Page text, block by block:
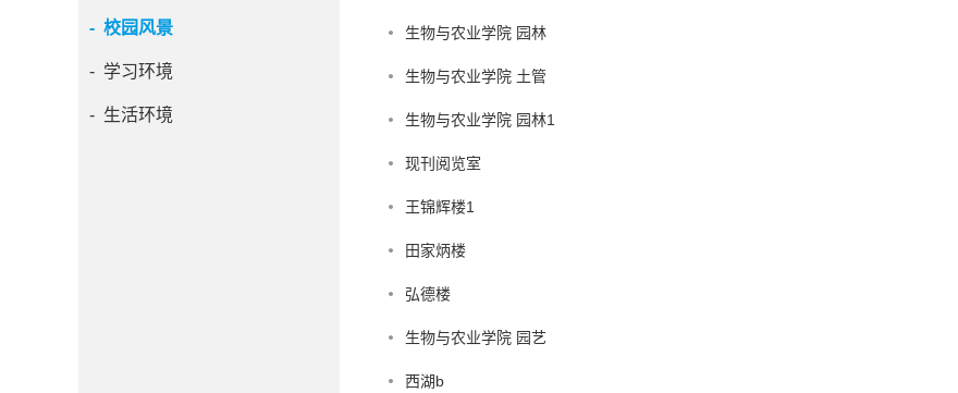
- 校园风景
- 学习环境
- 生活环境
生物与农业学院 园林
生物与农业学院 土管
生物与农业学院 园林1
现刊阅览室
王锦辉楼1
田家炳楼
弘德楼
生物与农业学院 园艺
西湖b